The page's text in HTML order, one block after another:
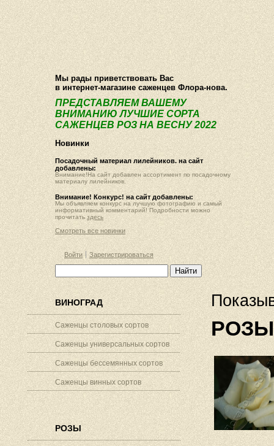
О компании Как купить Фотогалерея Статьи Опт
Мы рады приветствовать Вас
в интернет-магазине саженцев Флора-нова.
ПРЕДСТАВЛЯЕМ ВАШЕМУ
ВНИМАНИЮ ЛУЧШИЕ СОРТА
САЖЕНЦЕВ РОЗ НА ВЕСНУ 2022
Новинки
Посадочный материал лилейников. на сайт
добавлены:
Внимание!На сайт добавлен ассортимент по посадочному
материалу лилейников.
Внимание! Конкурс! на сайт добавлены:
Мы объявляем конкурс на лучшую фотографию и самый
информативный комментарий! Подробности можно
прочитать здесь
Смотреть все новинки
Войти Зарегистрироваться
ВИНОГРАД
Саженцы столовых сортов
Саженцы универсальных сортов
Саженцы бессемянных сортов
Саженцы винных сортов
РОЗЫ
РОЗЫ